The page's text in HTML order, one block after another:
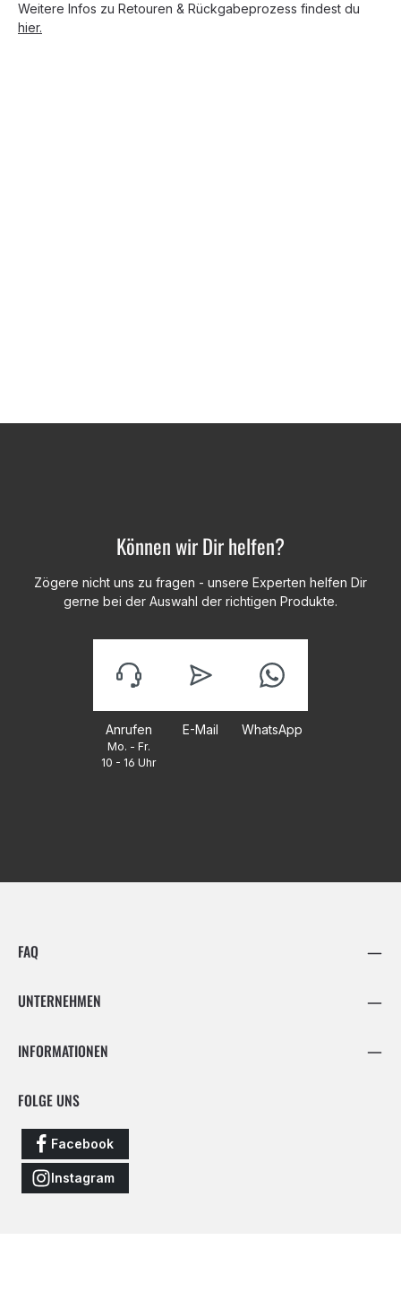
Weitere Infos zu Retouren & Rückgabeprozess findest du
hier.
Können wir Dir helfen?
Zögere nicht uns zu fragen - unsere Experten helfen Dir
gerne bei der Auswahl der richtigen Produkte.
Anrufen
Mo. - Fr.
10 - 16 Uhr
E-Mail WhatsApp
FAQ
UNTERNEHMEN
INFORMATIONEN
FOLGE UNS
Facebook
Instagram